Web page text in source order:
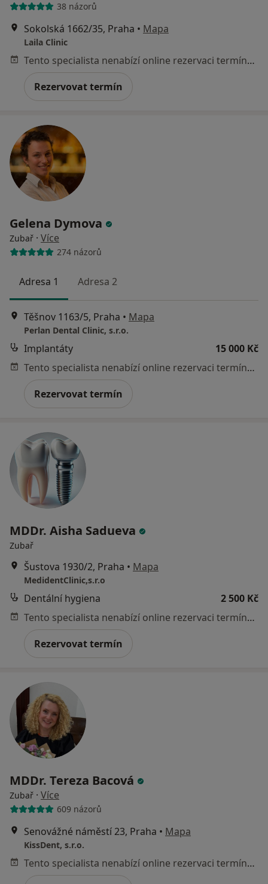
38 názorů
Sokolská 1662/35, Praha • Mapa
Laila Clinic
Tento specialista nenabízí online rezervaci termínu na této adrese.
Rezervovat termín
Gelena Dymova
Zubař · Více
274 názorů
Adresa 1 Adresa 2
Těšnov 1163/5, Praha • Mapa
Perlan Dental Clinic, s.r.o.
Implantáty
15 000 Kč
Tento specialista nenabízí online rezervaci termínu na této adrese.
Rezervovat termín
MDDr. Aisha Sadueva
Zubař
Šustova 1930/2, Praha • Mapa
MedidentClinic,s.r.o
Dentální hygiena
2 500 Kč
Tento specialista nenabízí online rezervaci termínu na této adrese.
Rezervovat termín
MDDr. Tereza Bacová
Zubař · Více
609 názorů
Senovážné náměstí 23, Praha • Mapa
KissDent, s.r.o.
Tento specialista nenabízí online rezervaci termínu na této adrese.